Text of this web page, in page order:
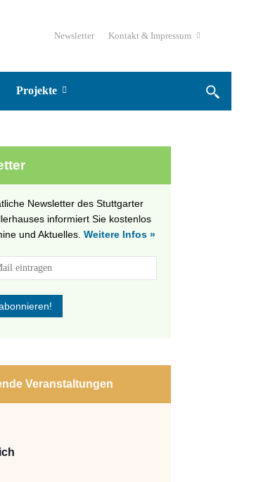
Newsletter Kontakt & Impressum
Projekte
Newsletter des Stuttgarter
informiert Sie kostenlos
und Aktuelles. Weitere Infos »
Veranstaltungen